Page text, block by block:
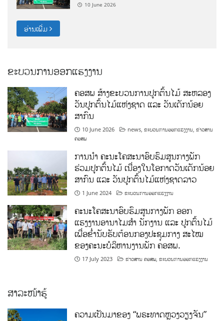
10 June 2026
ອ່ານເພີ່ມ
ຂະບວນການອອກແຮງງານ
ຄອສພ ສ້າງຂະບວນການປູກຕົ້ນໄມ້ ສະຫລອງ
ວັນປູກຕົ້ນໄມ້ແຫ່ງຊາດ ແລະ ວັນເດັກນ້ອຍ
ສາກົນ
10 June 2026 news,ຂະບວນການອອກແຮງງານ,ຂ່າວສານ
ຄອສພ
ການນໍາ ຄະນະໂຄສະນາອົບຮົມສູນກາງພັກ
ຮ່ວມປູກຕົ້ນໄມ້ ເນື່ອງໃນໂອກາດວັນເດັກນ້ອຍ
ສາກົນ ແລະ ວັນປູກຕົ້ນໄມ້ແຫ່ງຊາດລາວ
1 June 2024 ຂະບວນການອອກແຮງງານ
ຄະນະໂຄສະນາອົບຮົມສູນກາງພັກ ອອກ
ແຮງງານອານາໄມສໍາ ນັກງານ ແລະ ປູກຕົ້ນໄມ້
ເພື່ອຂໍ່ານັບຮັບຕ້ອນກອງປະຊຸມກາງ ສະໄໝ
ຂອງຄະນະບໍລິຫານງານພັກ ຄອສພ.
17 July 2023 ຂ່າວສານ ຄອສພ,ຂະບວນການອອກແຮງງານ
ສາລະໜ້າຮູ້
ຄວາມເປັນມາຂອງ “ພຣະທາດຫຼວງວຽງຈັນ”